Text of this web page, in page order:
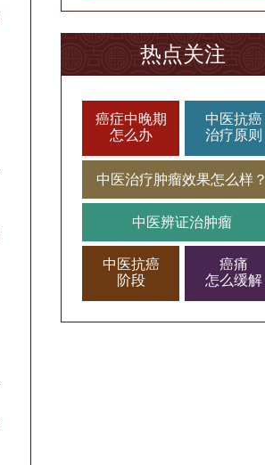
热点关注
癌症中晚期
怎么办
中医抗癌
治疗原则
中医治疗肿瘤效果怎么样？
中医辨证治肿瘤
中医抗癌
阶段
癌痛
怎么缓解